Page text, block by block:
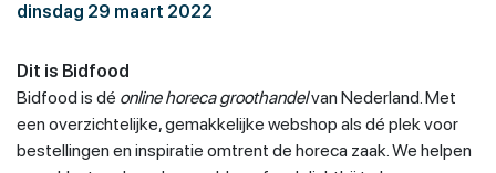
dinsdag 29 maart 2022
Dit is Bidfood
Bidfood is dé online horeca groothandelvan Nederland. Met
een overzichtelijke, gemakkelijke webshop als dé plek voor
bestellingen en inspiratie omtrent de horeca zaak. We helpen